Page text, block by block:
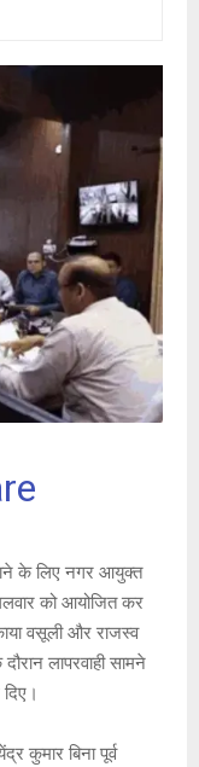
के लिए नगर आयुक्त
को आयोजित कर
वसूली और राजस्व
लापरवाही सामने
कुमार बिना पूर्व